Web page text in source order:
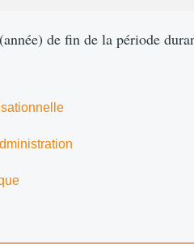
de fin de la période